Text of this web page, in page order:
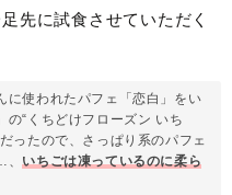
先に試食させていただく
に使われたパフェ「恋白」をい
の“くちどけフローズン いち
ったので、さっぱり系のパフェ
いちごは凍っているのに柔ら